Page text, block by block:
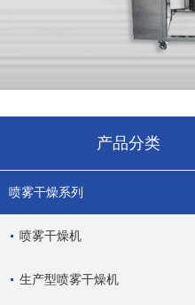
产品分类
喷雾干燥系列
喷雾干燥机
生产型喷雾干燥机